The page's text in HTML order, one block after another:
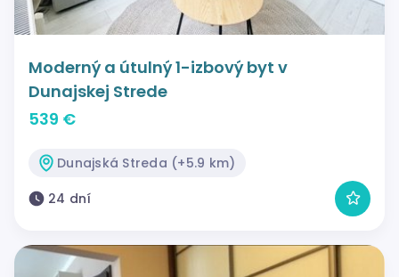
Moderný a útulný 1-izbový byt v
Dunajskej Strede
539 €
Dunajská Streda (+5.9 km)
24 dní